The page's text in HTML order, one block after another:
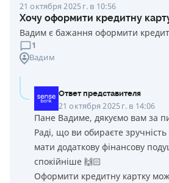
21 октября 2025 г. в 10:56
Хочу оформити кредитну
Вадим є бажання оформити
1
Вадим
Ответ представителя
21 октября 2025 г. в 14:06
Пане Вадиме, дякуємо вам за
Раді, що ви обираєте
мати додаткову фінансову
спокійніше 🙌🏻
Оформити кредитну картку